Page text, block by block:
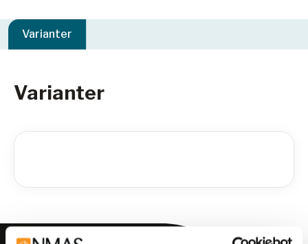
Varianter
Varianter